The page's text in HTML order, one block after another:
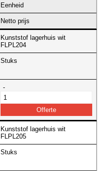
Eenheid
Netto prijs
Kunststof lagerhuis wit
FLPL204
Stuks
-
Kunststof lagerhuis wit
FLPL205
Stuks